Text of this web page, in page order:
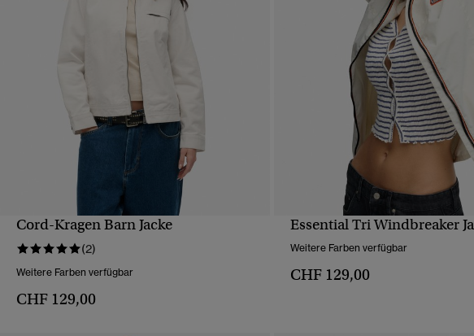
Cord-Kragen Barn Jacke
(2)
Weitere Farben verfügbar
CHF 129,00
Essential Tri Windbreaker
Weitere Farben verfügbar
CHF 129,00